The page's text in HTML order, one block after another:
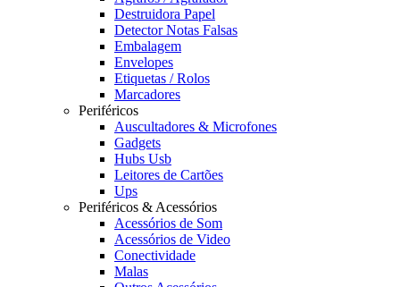
Destruidora Papel
Detector Notas Falsas
Embalagem
Envelopes
Etiquetas / Rolos
Marcadores
Periféricos
Auscultadores & Microfones
Gadgets
Hubs Usb
Leitores de Cartões
Ups
Periféricos & Acessórios
Acessórios de Som
Acessórios de Video
Conectividade
Malas